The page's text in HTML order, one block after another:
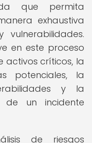
que permita
exhaustiva
en este proceso
activos críticos, la
potenciales, la
y la
de un incidente
de riesgos